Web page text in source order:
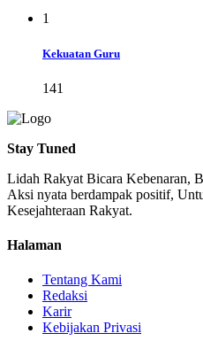
1
Kekuatan Guru
141
Stay Tuned
Lidah Rakyat Bicara Kebenaran,
Aksi nyata berdampak positif,
Kesejahteraan Rakyat.
Halaman
Tentang Kami
Redaksi
Karir
Kebijakan Privasi